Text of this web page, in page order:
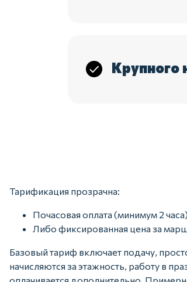
Крупного
Тарификация прозрачна:
Почасовая оплата (минимум 2
Либо фиксированная цена за
Базовый тариф включает подачу,
начисляются за этажность, работу в